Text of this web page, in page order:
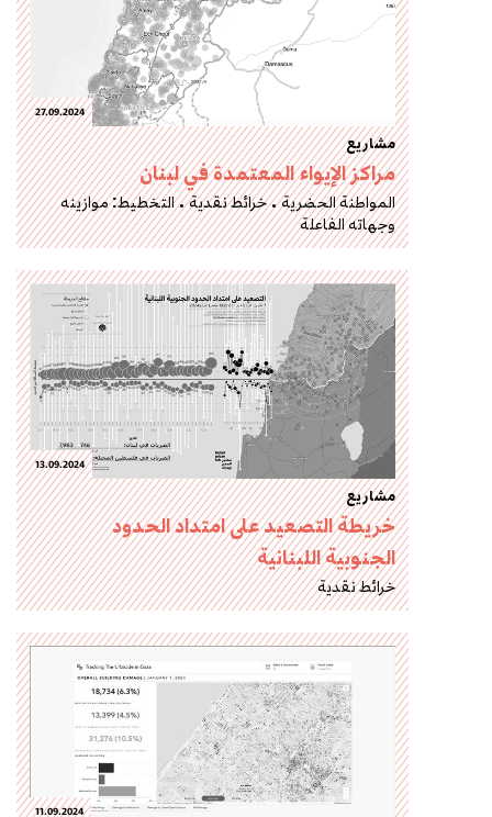
27.09.2024
مشاريع
مراكز الإيواء المعتمدة في لبنان
المواطنة الحضرية خرائط نقدية التخطيط: موازينه
وجهاته الفاعلة
13.09.2024
مشاريع
خريطة التصعيد على امتداد الحدود
الجنوبية اللبنانية
خرائط نقدية
11.09.2024